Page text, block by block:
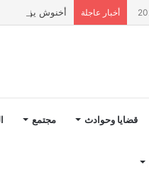
أخبار عاجلة أخنوش يؤكد في المذكرة التوجيهية حول
قضايا وحوادث مجتمع